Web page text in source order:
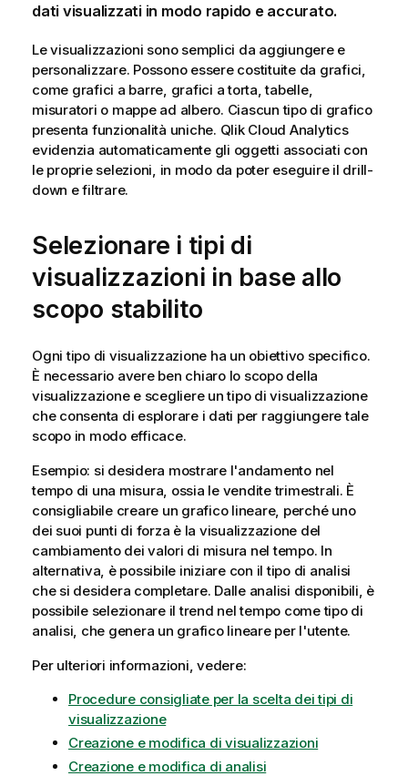
dati visualizzati in modo rapido e accurato.
Le visualizzazioni sono semplici da aggiungere e
personalizzare. Possono essere costituite da grafici,
come grafici a barre, grafici a torta, tabelle,
misuratori o mappe ad albero. Ciascun tipo di grafico
presenta funzionalità uniche. Qlik Cloud Analytics
evidenzia automaticamente gli oggetti associati con
le proprie selezioni, in modo da poter eseguire il drill-
down e filtrare.
Selezionare i tipi di
visualizzazioni in base allo
scopo stabilito
Ogni tipo di visualizzazione ha un obiettivo specifico.
È necessario avere ben chiaro lo scopo della
visualizzazione e scegliere un tipo di visualizzazione
che consenta di esplorare i dati per raggiungere tale
scopo in modo efficace.
Esempio: si desidera mostrare l'andamento nel
tempo di una misura, ossia le vendite trimestrali. È
consigliabile creare un grafico lineare, perché uno
dei suoi punti di forza è la visualizzazione del
cambiamento dei valori di misura nel tempo. In
alternativa, è possibile iniziare con il tipo di analisi
che si desidera completare. Dalle analisi disponibili, è
possibile selezionare il trend nel tempo come tipo di
analisi, che genera un grafico lineare per l'utente.
Per ulteriori informazioni, vedere:
Procedure consigliate per la scelta dei tipi di
visualizzazione
Creazione e modifica di visualizzazioni
Creazione e modifica di analisi